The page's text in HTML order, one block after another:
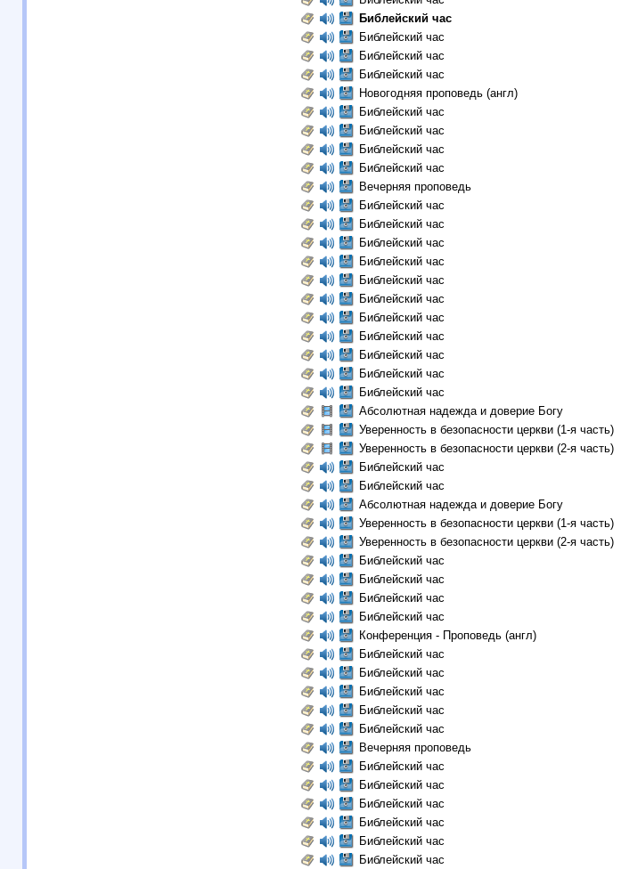
Библейский час
Библейский час
Библейский час
Библейский час
Новогодняя проповедь (англ)
Библейский час
Библейский час
Библейский час
Библейский час
Вечерняя проповедь
Библейский час
Библейский час
Библейский час
Библейский час
Библейский час
Библейский час
Библейский час
Библейский час
Библейский час
Библейский час
Библейский час
Абсолютная надежда и доверие Богу
Уверенность в безопасности церкви (1-я часть)
Уверенность в безопасности церкви (2-я часть)
Библейский час
Библейский час
Абсолютная надежда и доверие Богу
Уверенность в безопасности церкви (1-я часть)
Уверенность в безопасности церкви (2-я часть)
Библейский час
Библейский час
Библейский час
Библейский час
Конференция - Проповедь (aнгл)
Библейский час
Библейский час
Библейский час
Библейский час
Библейский час
Вечерняя проповедь
Библейский час
Библейский час
Библейский час
Библейский час
Библейский час
Библейский час